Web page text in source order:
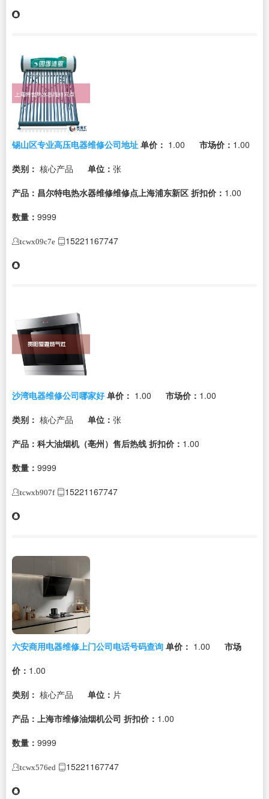
锡山区专业高压电器维修公司地址 单价： 1.00 市场价： 1.00
类别： 核心产品 单位： 张
产品：昌尔特电热水器维修维修点上海浦东新区 折扣价： 1.00
数量： 9999
tcwx09c7e 15221167747
沙湾电器维修公司哪家好 单价： 1.00 市场价： 1.00
类别： 核心产品 单位： 张
产品：科大油烟机（亳州）售后热线 折扣价： 1.00
数量： 9999
tcwxb907f 15221167747
六安商用电器维修上门公司电话号码查询 单价： 1.00
市场
价： 1.00
类别： 核心产品 单位： 片
产品：上海市维修油烟机公司 折扣价： 1.00
数量： 9999
tcwx576ed 15221167747